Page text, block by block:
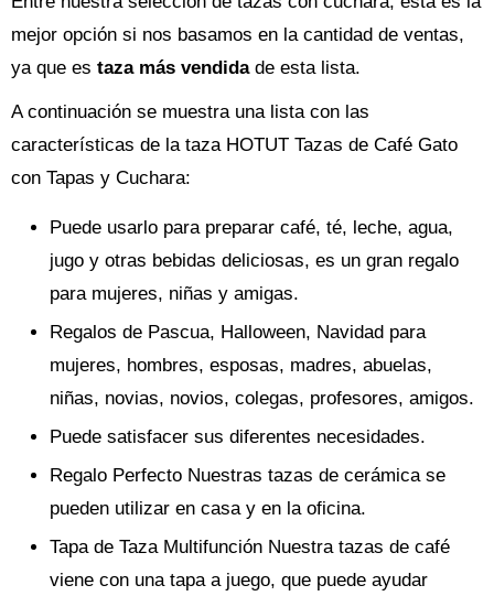
mejor opción si nos basamos en la cantidad de ventas,
ya que es taza más vendidade esta lista.
A continuación se muestra una lista con las
características de la taza HOTUT Tazas de Café Gato
con Tapas y Cuchara:
Puede usarlo para preparar café, té, leche, agua,
jugo y otras bebidas deliciosas, es un gran regalo
para mujeres, niñas y amigas.
Regalos de Pascua, Halloween, Navidad para
mujeres, hombres, esposas, madres, abuelas,
niñas, novias, novios, colegas, profesores, amigos.
Puede satisfacer sus diferentes necesidades.
Regalo Perfecto Nuestras tazas de cerámica se
pueden utilizar en casa y en la oficina.
Tapa de Taza Multifunción Nuestra tazas de café
viene con una tapa a juego, que puede ayudar